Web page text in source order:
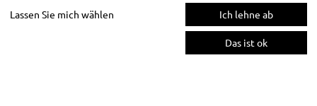
Lassen Sie mich wählen Ich lehne ab
Das ist ok